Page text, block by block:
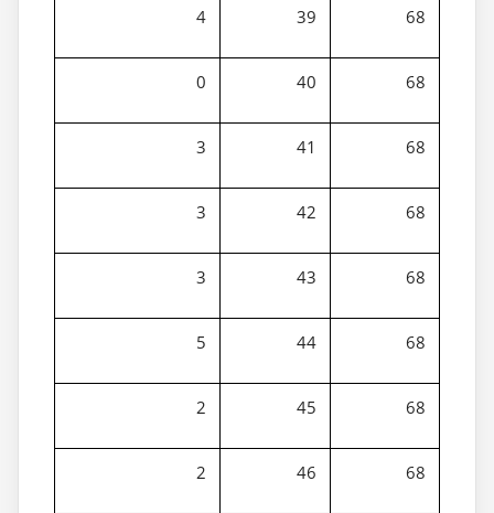
68
39
4
68
40
0
68
41
3
68
42
3
68
43
3
68
44
5
68
45
2
68
46
2